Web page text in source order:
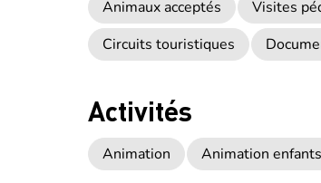
Animaux acceptés Visites
Circuits touristiques
Activités
Animation Animation enfants